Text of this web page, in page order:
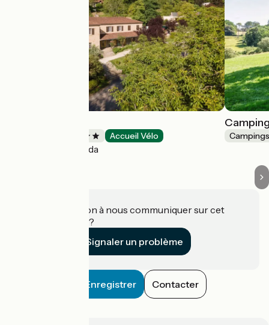
Accueil Vélo
Sarlat-la-Canéda
Une information à nous communiquer sur cet
établissement ?
Signaler un problème
Enregistrer Contacter